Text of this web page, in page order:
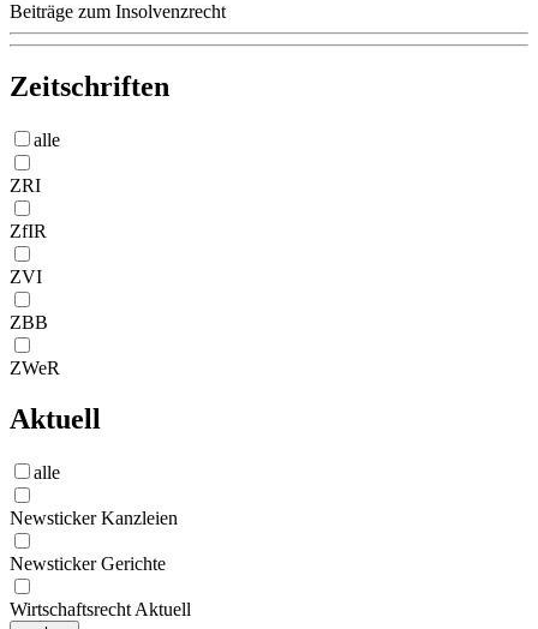
Beiträge zum Insolvenzrecht
Zeitschriften
alle
ZRI
ZfIR
ZVI
ZBB
ZWeR
Aktuell
alle
Newsticker Kanzleien
Newsticker Gerichte
Wirtschaftsrecht Aktuell